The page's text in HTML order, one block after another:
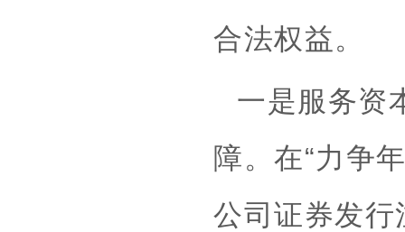
合法权益。
一是服务资
障。在“力争
公司证券发